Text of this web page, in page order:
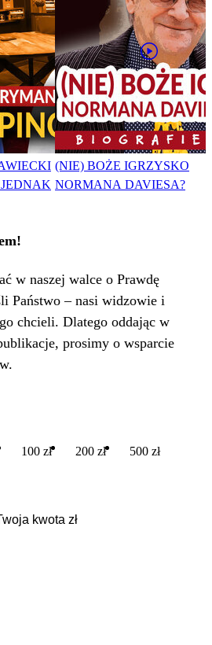
(NIE) BOŻE IGRZYSKO
NORMANA DAVIESA?
w naszej walce o Prawdę
Państwo – nasi widzowie i
chcieli. Dlatego oddając w
prosimy o wsparcie
100 zł 200 zł 500 zł